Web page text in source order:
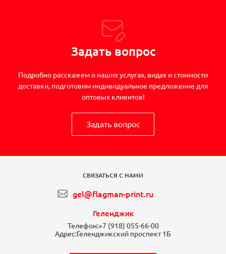
Задать вопрос
Подробно расскажем о наших услугах, видах и стоимости
доставки, подготовим индивидуальное предложение для
оптовых клиентов!
Задать вопрос
СВЯЗАТЬСЯ С НАМИ
gel@flagman-print.ru
Геленджик
Телефон:+7 (918) 055-66-00
Адрес:Геленджикский проспект 1Б